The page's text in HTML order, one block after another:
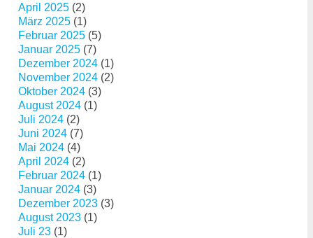
April 2025 (2)
März 2025 (1)
Februar 2025 (5)
Januar 2025 (7)
Dezember 2024 (1)
November 2024 (2)
Oktober 2024 (3)
August 2024 (1)
Juli 2024 (2)
Juni 2024 (7)
Mai 2024 (4)
April 2024 (2)
Februar 2024 (1)
Januar 2024 (3)
Dezember 2023 (3)
August 2023 (1)
Juli 23 (1)